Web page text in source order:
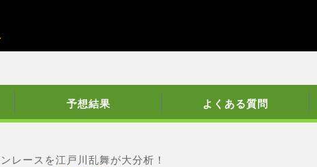
予想結果 よくある質問
レースを江戸川乱舞が大分析！